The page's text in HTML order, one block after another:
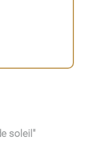
soleil"